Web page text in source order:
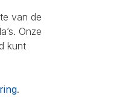
van de
Onze
kunt
.